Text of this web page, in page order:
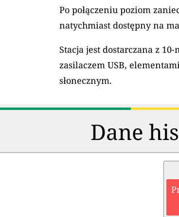
Po połączeniu poziom
natychmiast dostępny na
Stacja jest dostarczana z
zasilaczem USB,
słonecznym.
Dane